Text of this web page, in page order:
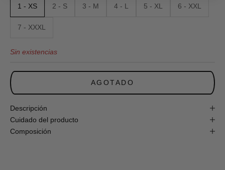
1 - XS 2 - S 3 - M 4 - L 5 - XL 6 - XXL
7 - XXXL
Sin existencias
AGOTADO
Descripción
Cuidado del producto
Composición
Newsletter
y
obtén
de
en
compra
online!